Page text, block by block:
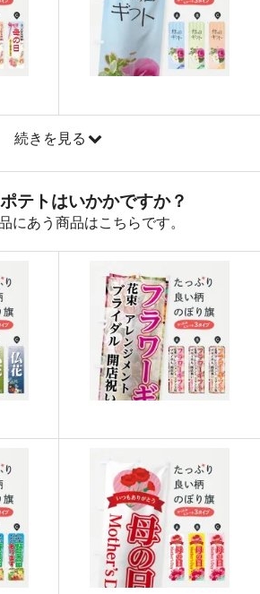
899 28768
897 29601
30430
890
888 32856
887 33706
883 35320
880 36080
878 36876
876 37668
874 39330
873 40158
872 40984
871 41808
869 42581
続きを見る